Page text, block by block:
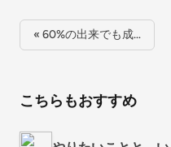
« 60%の出来でも成…
こちらもおすすめ